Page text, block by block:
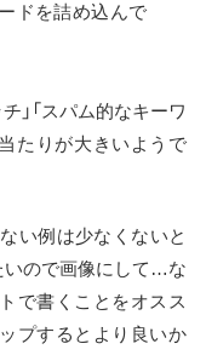
ドを詰め込んで
」「スパム的なキーワ
たりが大きいようで
い例は少なくないと
いので画像にして…な
で書くことをオスス
プするとより良いか